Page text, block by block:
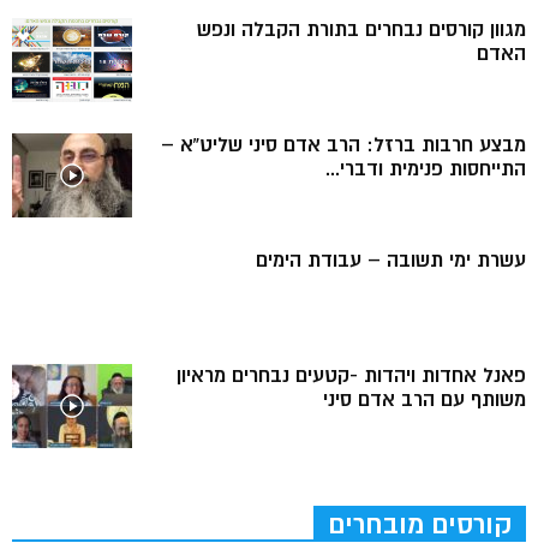
מגוון קורסים נבחרים בתורת הקבלה ונפש
האדם
מבצע חרבות ברזל: הרב אדם סיני שליט”א –
התייחסות פנימית ודברי...
עשרת ימי תשובה – עבודת הימים
פאנל אחדות ויהדות -קטעים נבחרים מראיון
משותף עם הרב אדם סיני
קורסים מובחרים